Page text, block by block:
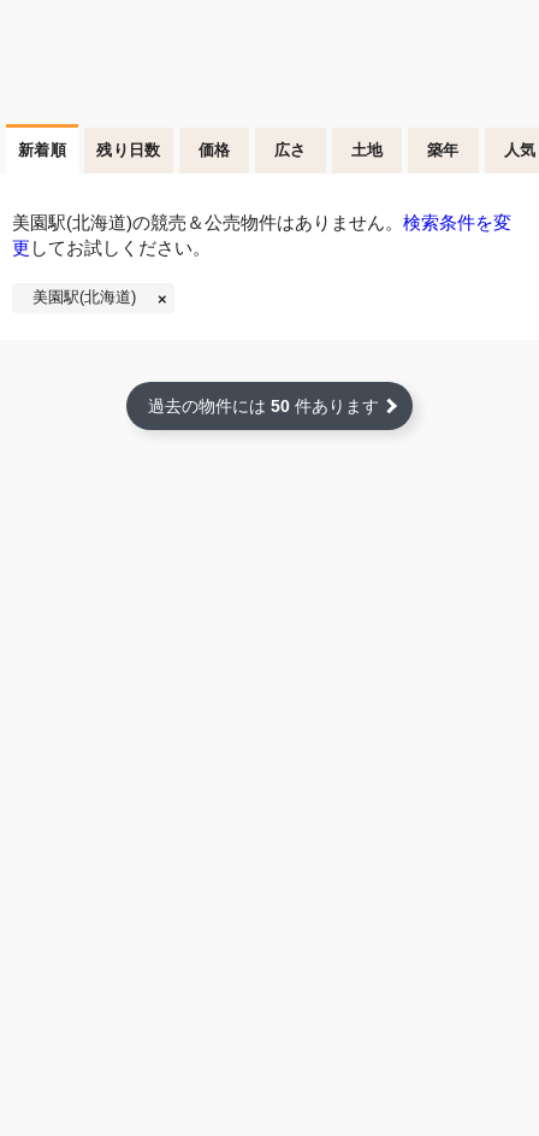
新着順 残り日数 価格 広さ 土地 築年 人気
美園駅(北海道)の競売＆公売物件はありません。 検索条件を変
更 してお試しください。
美園駅(北海道)
過去の物件には 50 件あります